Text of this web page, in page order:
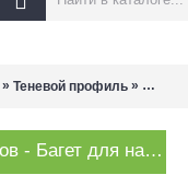
» Теневой профиль » Багет
Профиль для натяжных потолков - Багет для натяжных потолков ПВХ теневой черный перфорированный 2,5 м